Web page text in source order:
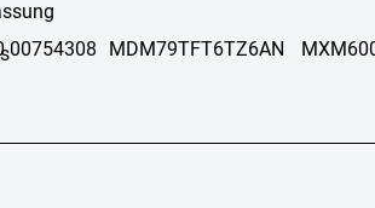
00754308 MDM79TFT6TZ6AN